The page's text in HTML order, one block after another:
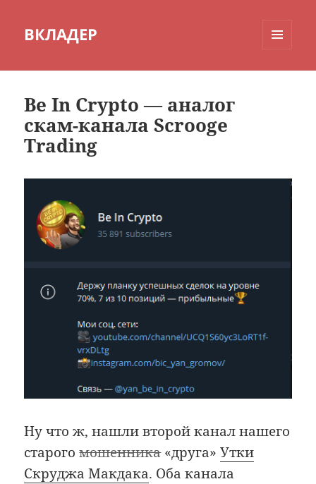
ВКЛАДЕР
Be In Crypto — аналог
скам-канала Scrooge
Trading
Ну что ж, нашли второй канал нашего
старогомошенника«друга»Утки
Скруджа Макдака. Оба канала